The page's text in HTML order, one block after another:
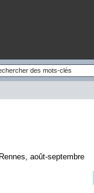
août-septembre